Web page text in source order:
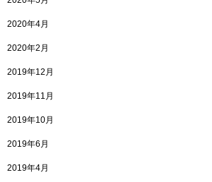
2020年4月
2020年2月
2019年12月
2019年11月
2019年10月
2019年6月
2019年4月